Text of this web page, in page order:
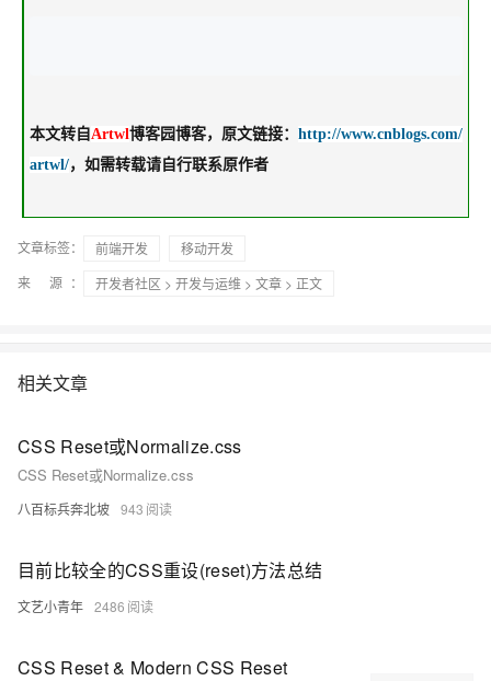
本文转自 Artwl博客园博客，原文链接： http://www.cnblogs.com/
artwl/，如需转载请自行联系原作者
文章标签： 前端开发
移动开发
来 源：
开发者社区 > 开发与运维 > 文章 > 正文
相关文章
CSS Reset或Normalize.css
CSS Reset或Normalize.css
八百标兵奔北坡 943
目前比较全的CSS重设(reset)方法总结
文艺小青年 2486
CSS Reset & Modern CSS Reset